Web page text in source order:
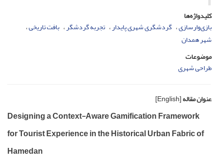
کلیدواژه‌ها
بازی‌وارسازی گردشگری شهری پایدار تجربه گردشگر بافت تاریخی
شهر همدان
موضوعات
طراحی شهری
عنوان مقاله[English]
Designing a Context-Aware Gamification Framework
for Tourist Experience in the Historical Urban Fabric of
Hamedan